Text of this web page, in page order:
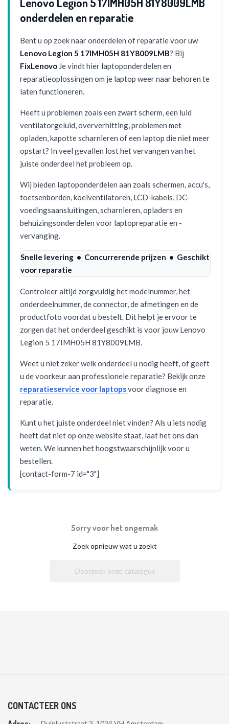
onderdelen en reparatie
Bent u op zoek naar onderdelen of reparatie voor uw
Lenovo Legion 5 17IMH05H 81Y8009LMB? Bij
FixLenovo Je vindt hier laptoponderdelen en
reparatieoplossingen om je laptop weer naar behoren te
laten functioneren.
Heeft u problemen zoals een zwart scherm, een luid
ventilatorgeluid, oververhitting, problemen met
opladen, kapotte scharnieren of een laptop die niet meer
opstart? In veel gevallen lost het vervangen van het
juiste onderdeel het probleem op.
Wij bieden laptoponderdelen aan zoals schermen, accu's,
toetsenborden, koelventilatoren, LCD-kabels, DC-
voedingsaansluitingen, scharnieren, opladers en
behuizingsonderdelen voor laptopreparatie en -
vervanging.
Snelle levering • Concurrerende prijzen • Geschikt
voor reparatie
Controleer altijd zorgvuldig het modelnummer, het
onderdeelnummer, de connector, de afmetingen en de
productfoto voordat u bestelt. Dit helpt je ervoor te
zorgen dat het onderdeel geschikt is voor jouw Lenovo
Legion 5 17IMH05H 81Y8009LMB.
Weet u niet zeker welk onderdeel u nodig heeft, of geeft
u de voorkeur aan professionele reparatie? Bekijk onze
reparatieservice voor laptopsvoor diagnose en
reparatie.
Kunt u het juiste onderdeel niet vinden? Als u iets nodig
heeft dat niet op onze website staat, laat het ons dan
weten. We kunnen het hoogstwaarschijnlijk voor u
bestellen.
[contact-form-7 id="3"]
Sorry voor het ongemak
Zoek opnieuw wat u zoekt
CONTACTEER ONS